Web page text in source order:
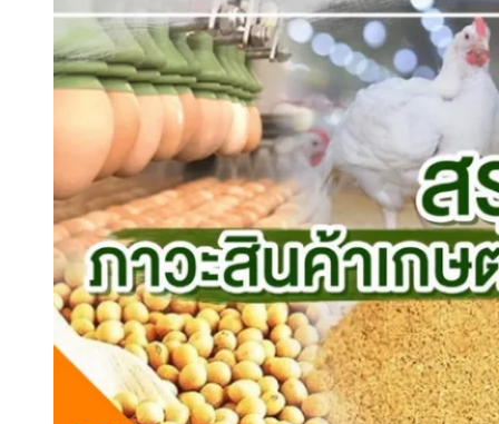
สรุปภาวะสินค้าเกษตรประจำสัปดาห์
สรุปภาวะ สินค้าเกษตรประจำสัปดาห์ วันที่
27 เมษายน – 1 พฤษภาคม 2569